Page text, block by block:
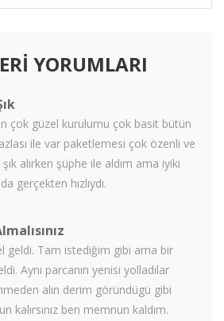
YORUMLARI
çok güzel kurulumu çok basit bütün
ile var paketlemesi çok özenli ve
alırken şüphe ile aldım ama iyiki
gerçekten hızlıydı.
geldi. Tam istediğim gibi ama bir
Aynı parcanın yenisi yolladılar
alın derim göründügü gibi
kalırsınız ben memnun kaldım.